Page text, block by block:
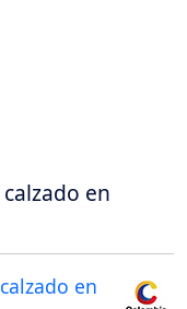
en